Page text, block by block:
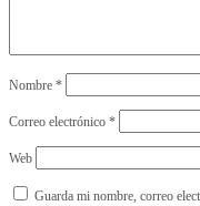
Nombre *
Correo electrónico *
Web
Guarda mi nombre, correo